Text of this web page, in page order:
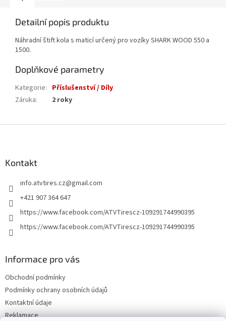
Detailní popis produktu
Náhradní štift kola s maticí určený pro vozíky SHARK WOOD 550 a
1500.
Doplňkové parametry
Kategorie: Příslušenství / Díly
Záruka: 2 roky
Kontakt
info.atvtires.cz@gmail.com
+421 907 364 647
https://www.facebook.com/ATVTirescz-109291744990395
https://www.facebook.com/ATVTirescz-109291744990395
Informace pro vás
Obchodní podmínky
Podmínky ochrany osobních údajů
Kontaktní údaje
Reklamace